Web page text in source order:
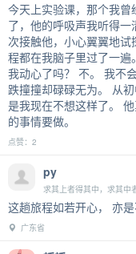
今天上实验课，那个我
了，他的呼吸声我听得
次接触他，小心翼翼地
程都在我脑子里过了一
我动心了吗？ 不。 我不
跌撞撞却碌碌无为。 从
是我现在不想这样了。
的事情要做。
点赞：2
py
求其上者得其中，求其中
这趟旅程如若开心， 亦是
广东省